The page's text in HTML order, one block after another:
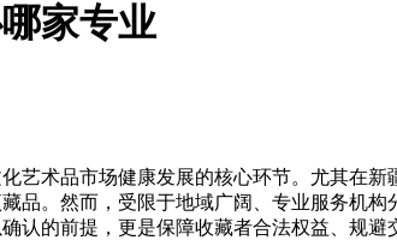
家专业
术品市场健康发展的核心环节。尤其在新
品。然而，受限于地域广阔、专业服务机
认的前提，更是保障收藏者合法权益、规